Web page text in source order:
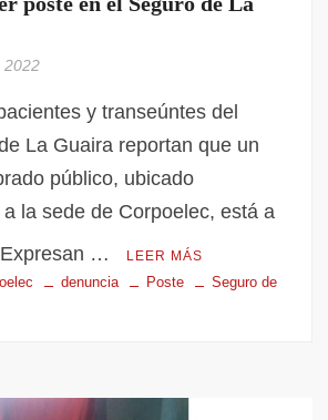
2022
y transeúntes del
La Guaira reportan que un
público, ubicado
la sede de Corpoelec, está a
…
LEER MÁS
denuncia Poste
Seguro de